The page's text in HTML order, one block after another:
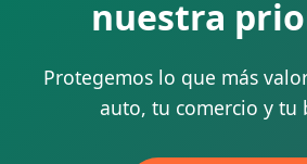
nuestra
Protegemos lo que más
auto, tu comercio y tu